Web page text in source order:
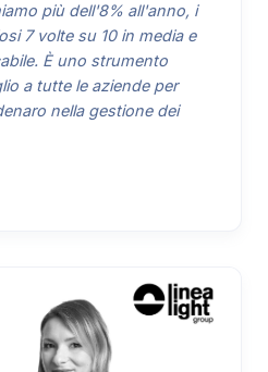
più dell'8% all'anno, i
7 volte su 10 in media e
È uno strumento
a tutte le aziende per
nella gestione dei